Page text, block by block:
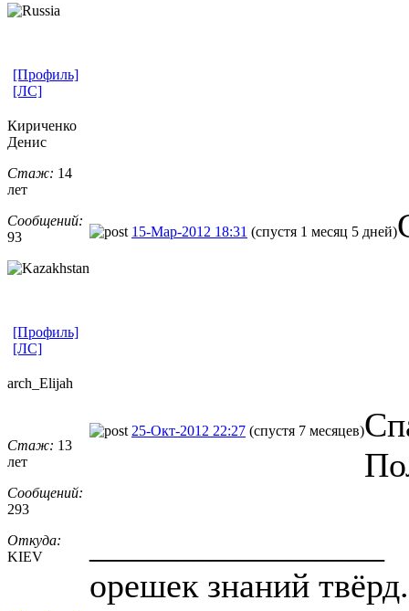
[Профиль]
[ЛС]
Кириченко
Денис
Стаж: 14
лет
Сообщений:
93
15-Мар-2012 18:31 (спустя 1 месяц 5 дней)
[Профиль]
[ЛС]
arch_Elijah
Стаж: 13
лет
Сообщений:
293
Откуда:
KIEV
25-Окт-2012 22:27 (спустя 7 месяцев)
орешек знаний